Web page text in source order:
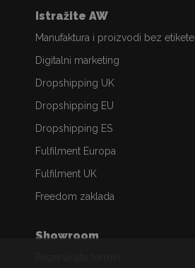
Istražite AW
Manufaktura i proizvodi bez etikete
Digitalni marketing
Dropshipping UK
Dropshipping EU
Dropshipping ES
Fulfilment Europa
Fulfilment UK
Freedom zaklada
Showroom